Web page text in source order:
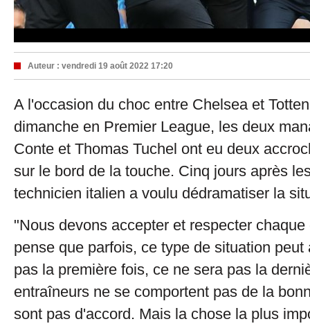
Auteur : vendredi 19 août 2022 17:20
A l'occasion du choc entre Chelsea et
dimanche en Premier League, les deux
Conte et Thomas Tuchel ont eu deux
sur le bord de la touche. Cinq jours après
technicien italien a voulu dédramatiser la
"Nous devons accepter et respecter
pense que parfois, ce type de situation peut
pas la première fois, ce ne sera pas la
entraîneurs ne se comportent pas de la
sont pas d'accord. Mais la chose la plus